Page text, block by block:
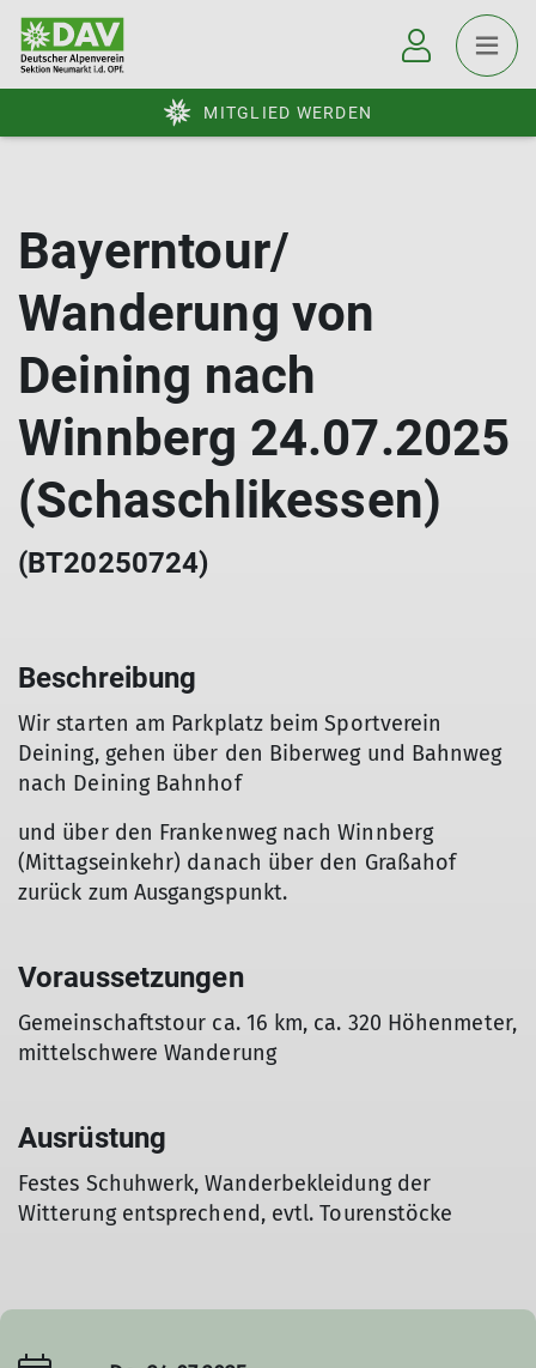
MITGLIED WERDEN
Bayerntour/
Wanderung von
Deining nach
Winnberg 24.07.2025
(Schaschlikessen)
(BT20250724)
Beschreibung
Wir starten am Parkplatz beim Sportverein
Deining, gehen über den Biberweg und Bahnweg
nach Deining Bahnhof
und über den Frankenweg nach Winnberg
(Mittagseinkehr) danach über den Graßahof
zurück zum Ausgangspunkt.
Voraussetzungen
Gemeinschaftstour ca. 16 km, ca. 320 Höhenmeter,
mittelschwere Wanderung
Ausrüstung
Festes Schuhwerk, Wanderbekleidung der
Witterung entsprechend, evtl. Tourenstöcke